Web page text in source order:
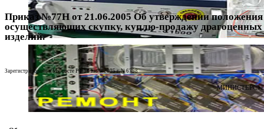
Приказ №77Н от 21.06.2005 Об утверждении положения
осуществляющих скупку, куплю-продажу
изделий.
Зарегистрировано в Минюсте РФ 15 июля 2005 г. N 6798